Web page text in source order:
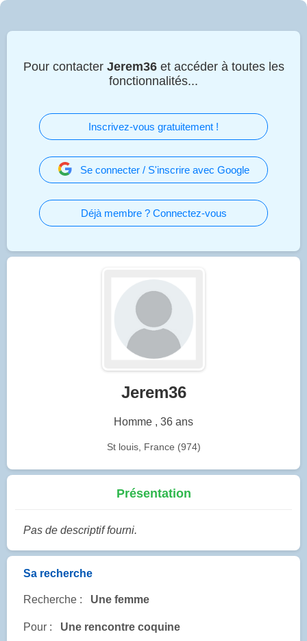
Pour contacter Jerem36et accéder à toutes les
fonctionnalités...
Inscrivez-vous gratuitement !
Se connecter / S'inscrire avec Google
Déjà membre ? Connectez-vous
Jerem36
Homme , 36 ans
St louis, France (974)
Présentation
Pas de descriptif fourni.
Sa recherche
Recherche : Une femme
Pour : Une rencontre coquine